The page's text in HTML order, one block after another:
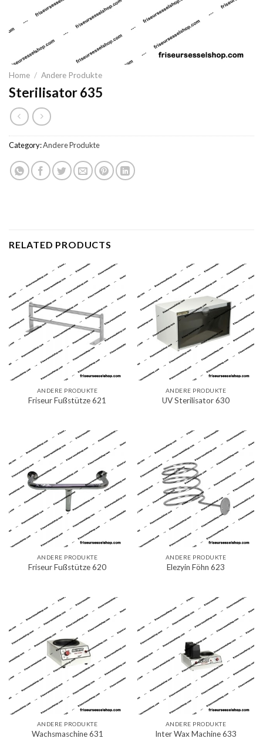
Home / Andere Produkte
Sterilisator 635
Category:Andere Produkte
RELATED PRODUCTS
ANDERE PRODUKTE
Friseur Fußstütze 621
ANDERE PRODUKTE
UV Sterilisator 630
ANDERE PRODUKTE
Friseur Fußstütze 620
ANDERE PRODUKTE
Elezyin Föhn 623
ANDERE PRODUKTE
Wachsmaschine 631
ANDERE PRODUKTE
Inter Wax Machine 633